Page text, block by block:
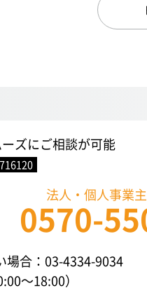
ズにご相談が可能
716120
法人・個人事業
0570-
場合：03-4334-9034
〜18:00）